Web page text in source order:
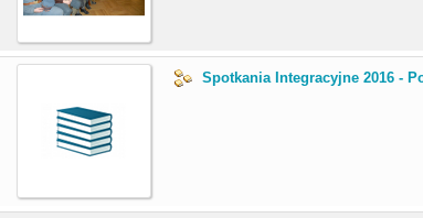
Spotkania Integracyjne 2016 -